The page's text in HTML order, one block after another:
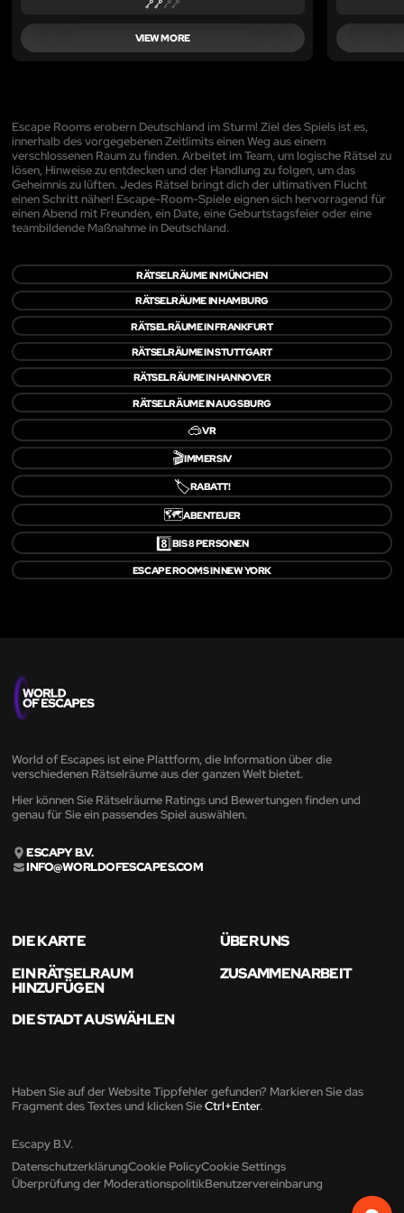
VIEW MORE
Escape Rooms erobern Deutschland im Sturm! Ziel des Spiels ist es,
innerhalb des vorgegebenen Zeitlimits einen Weg aus einem
verschlossenen Raum zu finden. Arbeitet im Team, um logische Rätsel zu
lösen, Hinweise zu entdecken und der Handlung zu folgen, um das
Geheimnis zu lüften. Jedes Rätsel bringt dich der ultimativen Flucht
einen Schritt näher! Escape-Room-Spiele eignen sich hervorragend für
einen Abend mit Freunden, ein Date, eine Geburtstagsfeier oder eine
teambildende Maßnahme in Deutschland.
RÄTSELRÄUME IN MÜNCHEN
RÄTSELRÄUME IN HAMBURG
RÄTSELRÄUME IN FRANKFURT
RÄTSELRÄUME IN STUTTGART
RÄTSELRÄUME IN HANNOVER
RÄTSELRÄUME IN AUGSBURG
🥽VR
🎬IMMERSIV
🏷️RABATT!
🗺️ABENTEUER
8️⃣BIS 8 PERSONEN
ESCAPE ROOMS IN NEW YORK
World of Escapes ist eine Plattform, die Information über die
verschiedenen Rätselräume aus der ganzen Welt bietet.
Hier können Sie Rätselräume Ratings und Bewertungen finden und
genau für Sie ein passendes Spiel auswählen.
ESCAPY B.V.
INFO@WORLDOFESCAPES.COM
DIE KARTE
ÜBER UNS
EIN RÄTSELRAUM
HINZUFÜGEN
ZUSAMMENARBEIT
DIE STADT AUSWÄHLEN
Haben Sie auf der Website Tippfehler gefunden? Markieren Sie das
Fragment des Textes und klicken SieCtrl+Enter.
Escapy B.V.
DatenschutzerklärungCookie PolicyCookie Settings
Überprüfung der ModerationspolitikBenutzervereinbarung